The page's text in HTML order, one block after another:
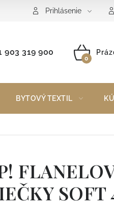
poriadok
Prihlásenie
903 319 900
BYTOVÝ TEXTIL
SOFT